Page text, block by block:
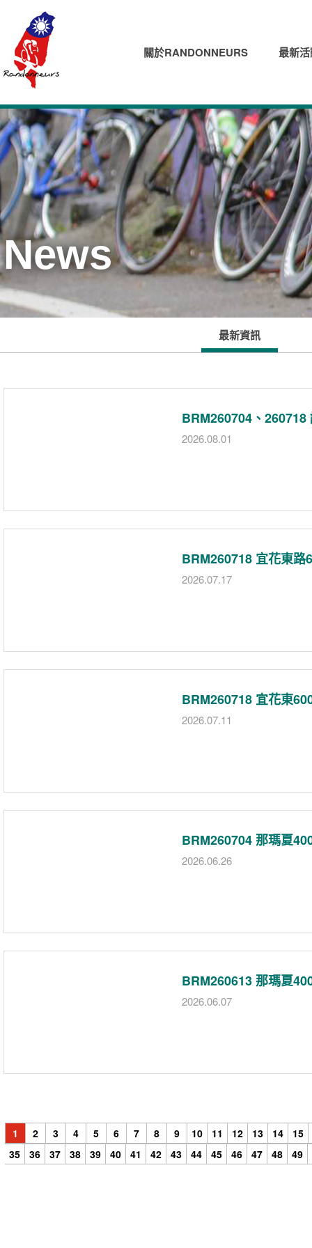
關於RANDONNEURS 最新
News
最新資訊
BRM260704、260718
2026.08.01
BRM260718 宜花東路
2026.07.17
BRM260718 宜花東
2026.07.11
​BRM260704 那瑪夏
2026.06.26
BRM260613 那瑪夏
2026.06.07
1 2 3 4 5 6 7 8 9 10 11 12 13 14
15
35
36 37 38 39 40 41 42 43 44 45 46 47 48 49